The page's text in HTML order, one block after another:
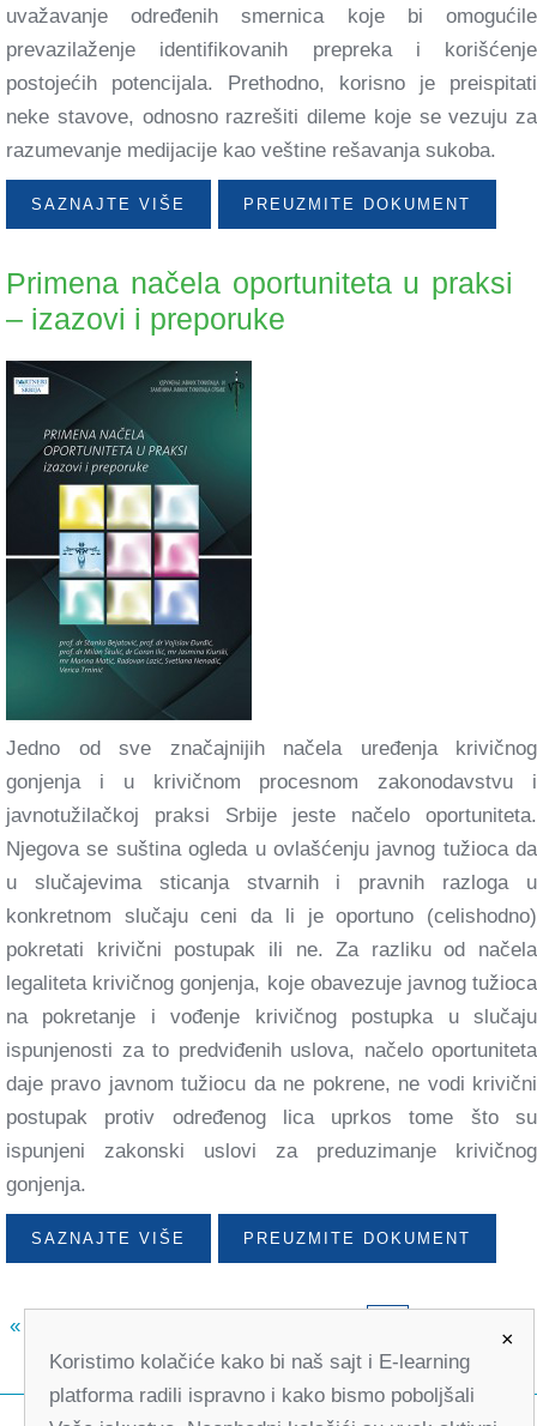
uvažavanje određenih smernica koje bi omogućile
prevazilaženje identifikovanih prepreka i korišćenje
postojećih potencijala. Prethodno, korisno je preispitati
neke stavove, odnosno razrešiti dileme koje se vezuju za
razumevanje medijacije kao veštine rešavanja sukoba.
SAZNAJTE VIŠE PREUZMITE DOKUMENT
Primena načela oportuniteta u praksi
– izazovi i preporuke
Jedno od sve značajnijih načela uređenja krivičnog
gonjenja i u krivičnom procesnom zakonodavstvu i
javnotužilačkoj praksi Srbije jeste načelo oportuniteta.
Njegova se suština ogleda u ovlašćenju javnog tužioca da
u slučajevima sticanja stvarnih i pravnih razloga u
konkretnom slučaju ceni da li je oportuno (celishodno)
pokretati krivični postupak ili ne. Za razliku od načela
legaliteta krivičnog gonjenja, koje obavezuje javnog tužioca
na pokretanje i vođenje krivičnog postupka u slučaju
ispunjenosti za to predviđenih uslova, načelo oportuniteta
daje pravo javnom tužiocu da ne pokrene, ne vodi krivični
postupak protiv određenog lica uprkos tome što su
ispunjeni zakonski uslovi za preduzimanje krivičnog
gonjenja.
SAZNAJTE VIŠE PREUZMITE DOKUMENT
«
×
Koristimo kolačiće kako bi naš sajt i E-learning
platforma radili ispravno i kako bismo poboljšali